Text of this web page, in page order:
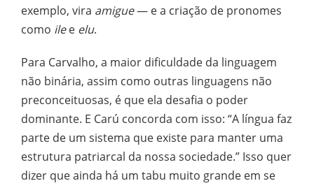
exemplo, vira amigue— e a criação de pronomes
como ilee elu.
Para Carvalho, a maior dificuldade da linguagem
não binária, assim como outras linguagens não
preconceituosas, é que ela desafia o poder
dominante. E Carú concorda com isso: “A língua faz
parte de um sistema que existe para manter uma
estrutura patriarcal da nossa sociedade.” Isso quer
dizer que ainda há um tabu muito grande em se